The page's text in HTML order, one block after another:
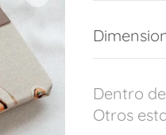
Dentro
Otros